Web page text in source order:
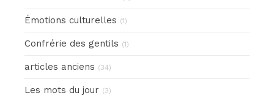
Émotions culturelles (1)
Confrérie des gentils (1)
articles anciens (34)
Les mots du jour (3)